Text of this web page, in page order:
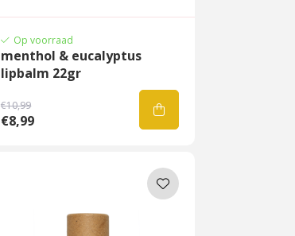
Op voorraad
menthol & eucalyptus
lipbalm 22gr
€10,99
€8,99